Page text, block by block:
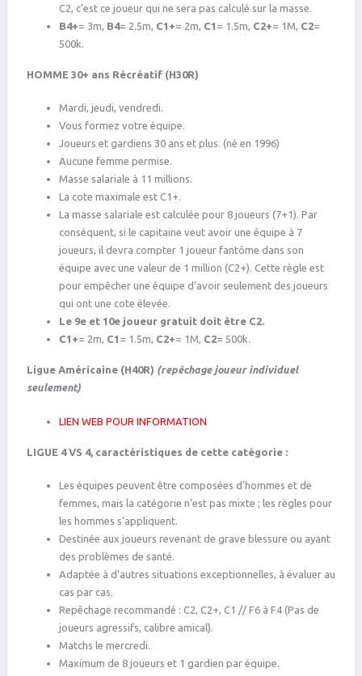
C2, c’est ce joueur qui ne sera pas calculé sur la masse.
B4+= 3m, B4= 2.5m, C1+= 2m, C1 = 1.5m, C2+= 1M, C2=
500k.
HOMME 30+ ans Récréatif (H30R)
Mardi, jeudi, vendredi.
Vous formez votre équipe.
Joueurs et gardiens 30 ans et plus. (né en 1996)
Aucune femme permise.
Masse salariale à 11 millions.
La cote maximale est C1+.
La masse salariale est calculée pour 8 joueurs (7+1). Par
conséquent, si le capitaine veut avoir une équipe à 7
joueurs, il devra compter 1 joueur fantôme dans son
équipe avec une valeur de 1 million (C2+). Cette règle est
pour empêcher une équipe d’avoir seulement des joueurs
qui ont une cote élevée.
Le 9e et 10e joueur gratuit doit être C2.
C1+= 2m, C1 = 1.5m, C2+= 1M, C2= 500k.
Ligue Américaine (H40R) (repêchage joueur individuel
seulement)
LIEN WEB POUR INFORMATION
LIGUE 4 VS 4, caractéristiques de cette catégorie :
Les équipes peuvent être composées d’hommes et de
femmes, mais la catégorie n’est pas mixte ; les règles pour
les hommes s’appliquent.
Destinée aux joueurs revenant de grave blessure ou ayant
des problèmes de santé.
Adaptée à d’autres situations exceptionnelles, à évaluer au
cas par cas.
Repêchage recommandé : C2, C2+, C1 // F6 à F4 (Pas de
joueurs agressifs, calibre amical).
Matchs le mercredi.
Maximum de 8 joueurs et 1 gardien par équipe.